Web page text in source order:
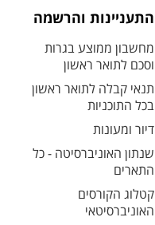
התעניינות והרשמה
מחשבון ממוצע בגרות
וסכם לתואר ראשון
תנאי קבלה לתואר ראשון
בכל התוכניות
דיור ומעונות
שנתון האוניברסיטה - כל
התארים
קטלוג הקורסים
האוניברסיטאי